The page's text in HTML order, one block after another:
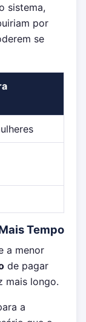
sistema,
por
se
Tempo
a menor
de pagar
mais longo.
a